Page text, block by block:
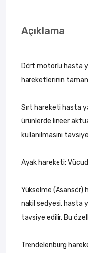
Açıklama
Dört motorlu hasta
hareketlerinin
Sırt hareketi hasta
ürünlerde lineer
kullanılmasını
Ayak hareketi:
Yükselme (Asansör)
nakil sedyesi, hasta
tavsiye edilir. Bu
Trendelenburg